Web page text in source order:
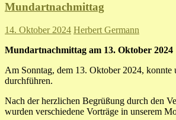
Mundartnachmittag
14. Oktober 2024 Herbert Germann
Mundartnachmittag am 13. Oktober 2024
Am Sonntag, dem 13. Oktober 2024,
durchführen.
Nach der herzlichen Begrüßung durch den
wurden verschiedene Vorträge in unserem